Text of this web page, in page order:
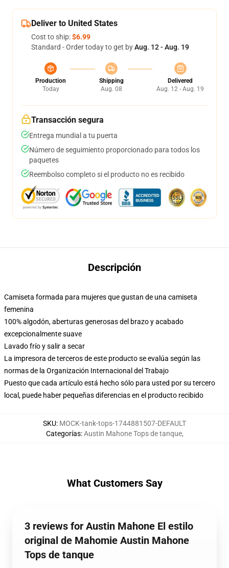
Deliver to United States
Cost to ship:$6.99
Standard - Order today to get byAug. 12 - Aug. 19
Production
Today
Shipping
Aug. 08
Delivered
Aug. 12 - Aug. 19
Transacción segura
Entrega mundial a tu puerta
Número de seguimiento proporcionado para todos los
paquetes
Reembolso completo si el producto no es recibido
Descripción
Camiseta formada para mujeres que gustan de una camiseta
femenina
100% algodón, aberturas generosas del brazo y acabado
excepcionalmente suave
Lavado frío y salir a secar
La impresora de terceros de este producto se evalúa según las
normas de la Organización Internacional del Trabajo
Puesto que cada artículo está hecho sólo para usted por su tercero
local, puede haber pequeñas diferencias en el producto recibido
SKU: MOCK-tank-tops-1744881507-DEFAULT
Categorías:Austin Mahone Tops de tanque,
What Customers Say
3 reviews for Austin Mahone El estilo
original de Mahomie Austin Mahone
Tops de tanque